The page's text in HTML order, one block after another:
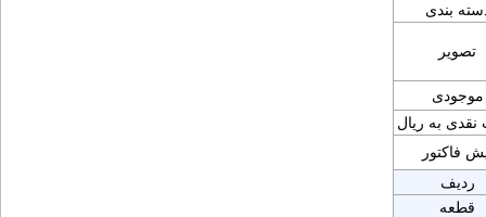
بندی
تصویر
موجودی
به ریال
فاکتور
ردیف
قطعه